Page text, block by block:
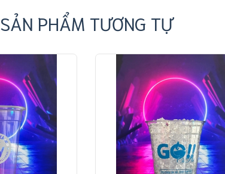
SẢN PHẨM TƯƠNG TỰ